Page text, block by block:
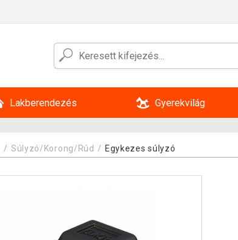
Lakberendezés Gyerekvilág
Súlyzó/Korong/Rúd Egykezes súlyzó